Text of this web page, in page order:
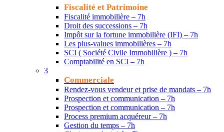
Fiscalité et Patrimoine
Fiscalité immobilière – 7h
Droit des successions – 7h
Impôt sur la fortune immobilière (IFI) – 7h
Les plus-values immobilières – 7h
SCI ( Société Civile Immobilière ) – 7h
Comptabilité en SCI – 7h
3
Commerciale
Rendez-vous vendeur et prise de mandats – 7h
Prospection et communication – 7h
Prospection et communication – 7h
Process premium acquéreur – 7h
Gestion du temps – 7h